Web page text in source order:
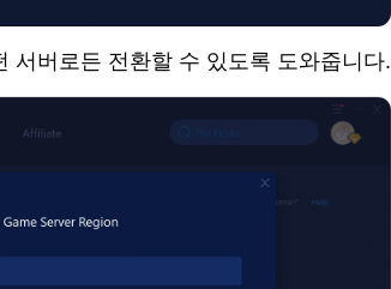
서버로든 전환할 수 있도록 도와줍니다.